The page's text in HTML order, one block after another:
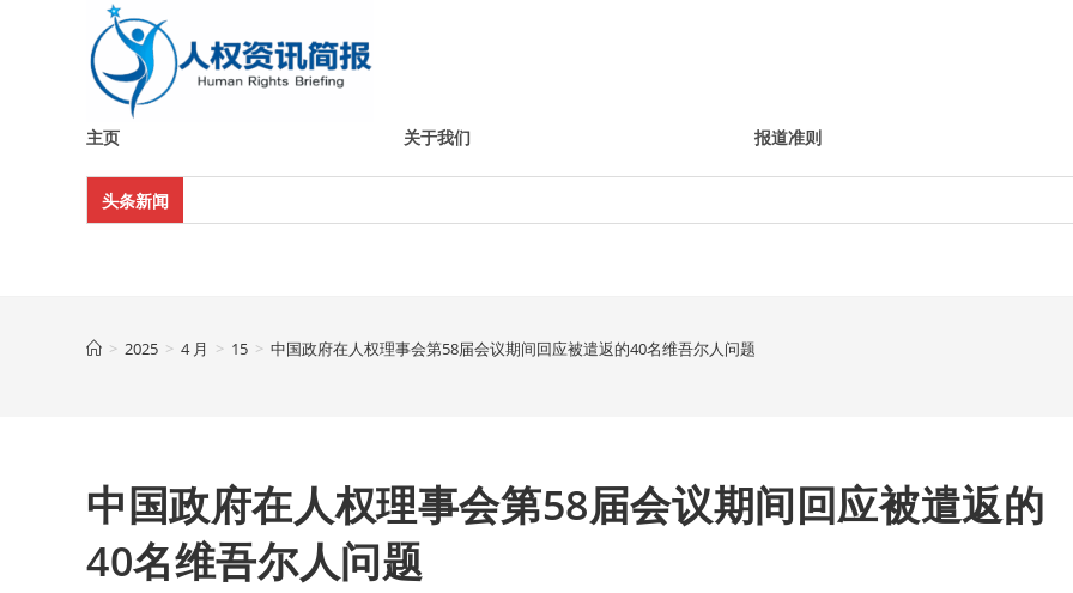
主页 关于我们 报道准则
头条新闻
> 2025 > 4 月 > 15 > 中国政府在人权理事会第58届会议期间回应被遣返的40名维吾尔人问题
中国政府在人权理事会第58届会议期间回应被遣返的
40名维吾尔人问题